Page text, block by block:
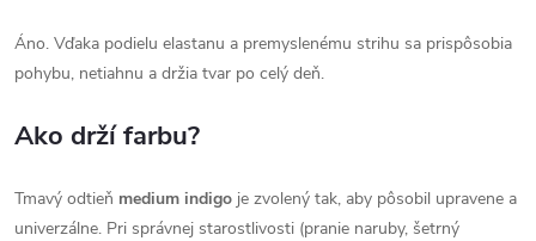
Áno. Vďaka podielu elastanu a premyslenému strihu sa prispôsobia
pohybu, netiahnu a držia tvar po celý deň.
Ako drží farbu?
Tmavý odtieň medium indigo je zvolený tak, aby pôsobil upravene a
univerzálne. Pri správnej starostlivosti (pranie naruby, šetrný